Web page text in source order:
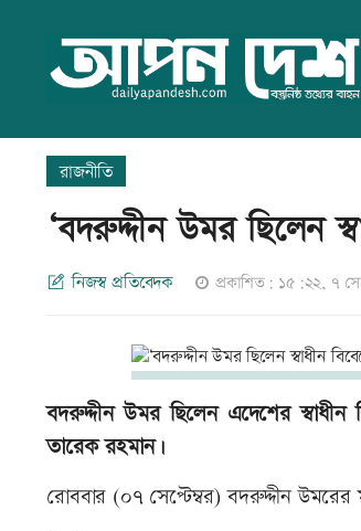
রাজনীতি
‘বদরুদ্দীন উমর ছিলেন
নিজস্ব প্রতিবেদক প্রকাশিত: ১৫:২২, ৭
বদরুদ্দীন উমর ছিলেন এদেশের স্বাধীন
তারেক রহমান।
রোববার (০৭ সেপ্টেম্বর) বদরুদ্দীন